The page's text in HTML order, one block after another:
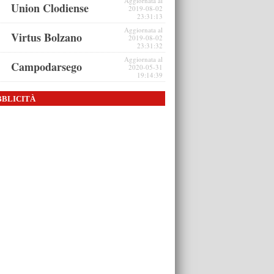
Union Clodiense
2019-08-02
23:31:13
Virtus Bolzano
Aggiornata al
2019-08-02
23:31:32
Campodarsego
Aggiornata al
2020-05-31
19:14:39